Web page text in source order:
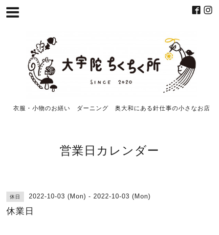
衣服・小物のお繕い ダーニング 奥大和にある針仕事の小さなお店
営業日カレンダー
休日 2022-10-03 (Mon) - 2022-10-03 (Mon)
休業日